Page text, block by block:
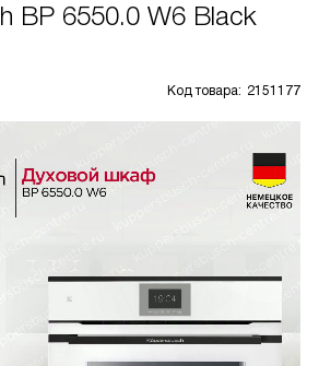
BP 6550.0 W6 Black
Код товара: 2151177